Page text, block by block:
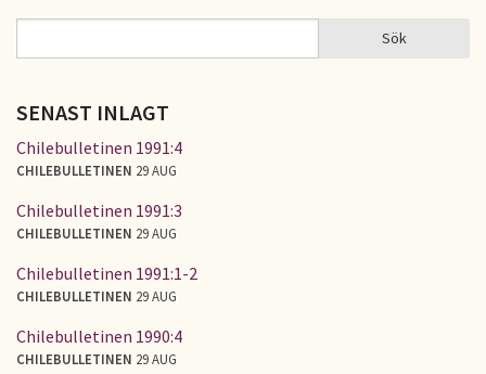
SÖKFORMULÄR Sök
SENAST INLAGT
Chilebulletinen 1991:4
CHILEBULLETINEN 29 AUG
Chilebulletinen 1991:3
CHILEBULLETINEN 29 AUG
Chilebulletinen 1991:1-2
CHILEBULLETINEN 29 AUG
Chilebulletinen 1990:4
CHILEBULLETINEN 29 AUG